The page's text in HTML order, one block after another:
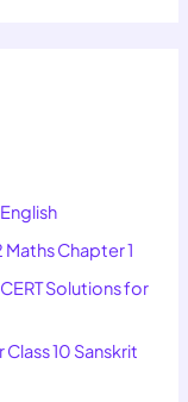
Maths Chapter 1
Solutions for
10 Sanskrit